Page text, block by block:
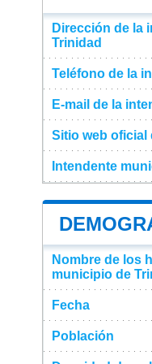
Dirección de la
Trinidad
Teléfono de la
E-mail de la
Sitio web oficial
Intendente
Nombre de los
municipio de
Fecha
Población